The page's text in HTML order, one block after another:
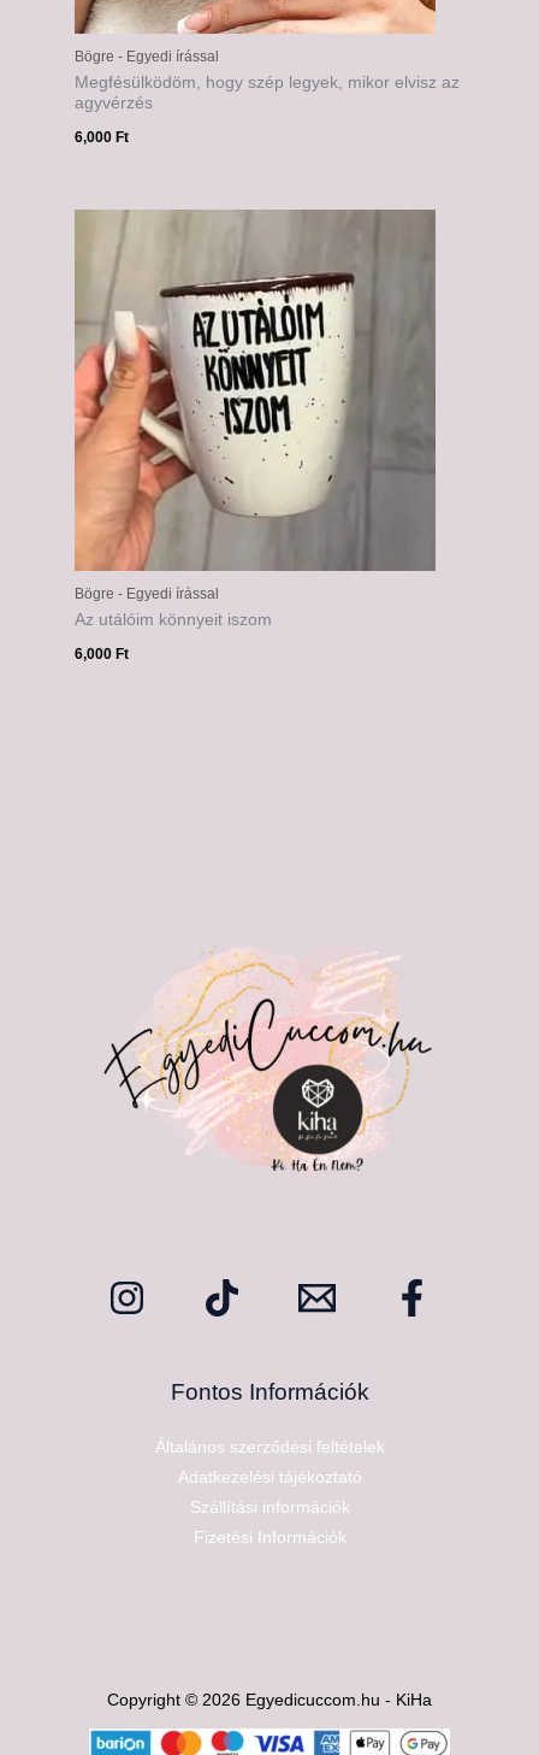
Bögre - Egyedi írással
Megfésülködöm, hogy szép legyek, mikor elvisz az
agyvérzés
6,000Ft
Bögre - Egyedi írással
Az utálóim könnyeit iszom
6,000Ft
Fontos Információk
Általános szerződési feltételek
Adatkezelési tájékoztató
Szállítási információk
Fizetési Információk
Copyright © 2026 Egyedicuccom.hu - KiHa